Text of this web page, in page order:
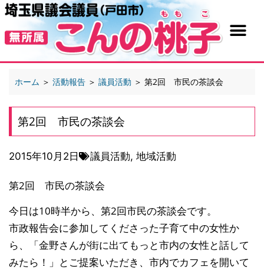
ホーム ＞ 活動報告 ＞ 議員活動 ＞ 第2回 市民の茶談会
第2回 市民の茶談会
2015年10月2日 議員活動, 地域活動
第2回 市民の茶談会
今日は10時半から、第2回市民の茶談会です。
市政報告会に参加してくださった子育て中の女性か
ら、「金野さんが街に出てもっと市内の女性と話して
みたら！」とご提案いただき、市内でカフェを開いて